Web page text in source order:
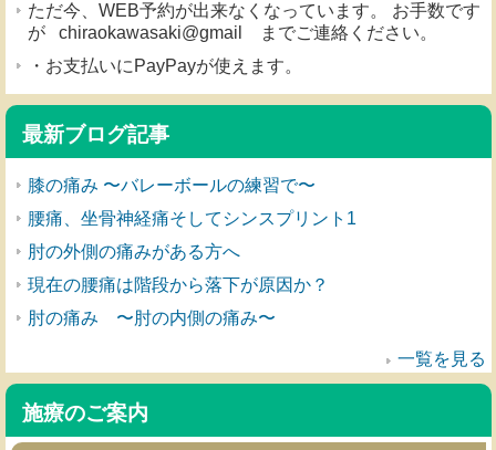
ただ今、WEB予約が出来なくなっています。 お手数です
が chiraokawasaki@gmail までご連絡ください。
・お支払いにPayPayが使えます。
最新ブログ記事
膝の痛み 〜バレーボールの練習で〜
腰痛、坐骨神経痛そしてシンスプリント1
肘の外側の痛みがある方へ
現在の腰痛は階段から落下が原因か？
肘の痛み 〜肘の内側の痛み〜
一覧を見る
施療のご案内